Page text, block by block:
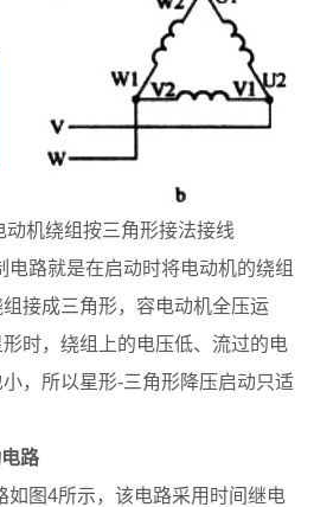
机绕组按三角形接法接线
电路就是在启动时将电动机的绕组
接成三角形，容电动机全压运
时，绕组上的电压低、流过的电
，所以星形-三角形降压启动只适
路
如图4所示，该电路采用时间继电